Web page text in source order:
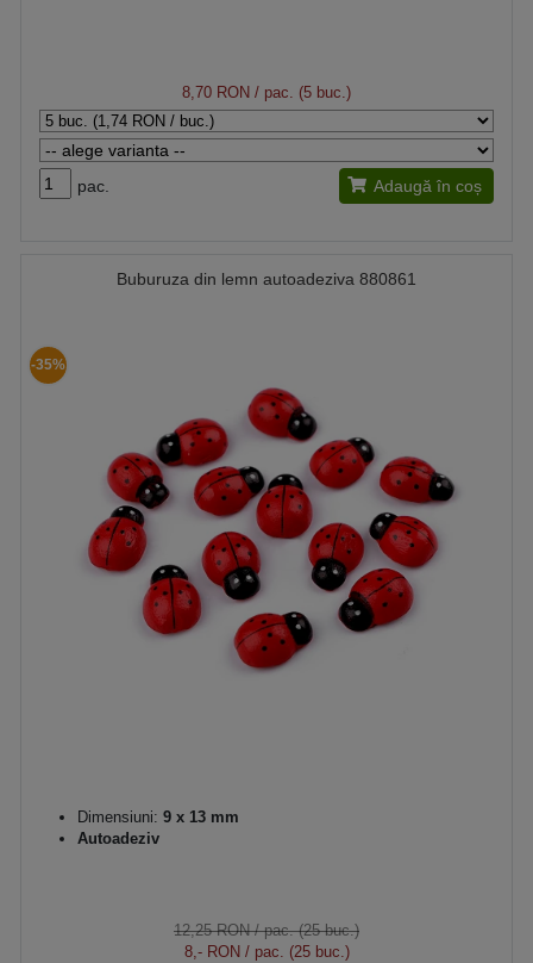
8,70 RON / pac. (5 buc.)
pac. Adaugă în coș
Buburuza din lemn autoadeziva 880861
-35%
Dimensiuni: 9 x 13 mm
Autoadeziv
12,25 RON/ pac. (25 buc.)
8,- RON/ pac. (25 buc.)